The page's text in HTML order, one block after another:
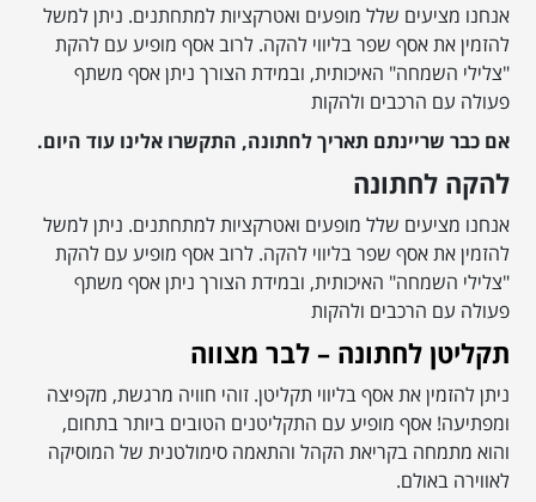
אנחנו מציעים שלל מופעים ואטרקציות למתחתנים. ניתן למשל
להזמין את אסף שפר בליווי להקה. לרוב אסף מופיע עם להקת
"צלילי השמחה" האיכותית, ובמידת הצורך ניתן אסף משתף
פעולה עם הרכבים ולהקות
אם כבר שריינתם תאריך לחתונה, התקשרו אלינו עוד היום.
להקה לחתונה
אנחנו מציעים שלל מופעים ואטרקציות למתחתנים. ניתן למשל
להזמין את אסף שפר בליווי להקה. לרוב אסף מופיע עם להקת
"צלילי השמחה" האיכותית, ובמידת הצורך ניתן אסף משתף
פעולה עם הרכבים ולהקות
תקליטן לחתונה – לבר מצווה
ניתן להזמין את אסף בליווי תקליטן. זוהי חוויה מרגשת, מקפיצה
ומפתיעה! אסף מופיע עם התקליטנים הטובים ביותר בתחום,
והוא מתמחה בקריאת הקהל והתאמה סימולטנית של המוסיקה
לאווירה באולם.